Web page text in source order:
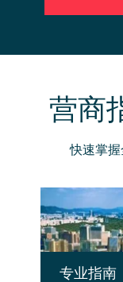
营商
快速掌
专业指南